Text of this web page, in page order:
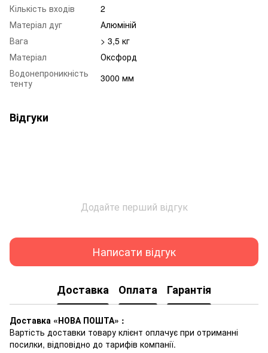
Кількість входів
2
Матеріал дуг
Алюміній
Вага
> 3,5 кг
Матеріал
Оксфорд
Водонепроникність
тенту
3000 мм
Відгуки
Додайте перший відгук
Написати відгук
Доставка Оплата Гарантія
Доставка «НОВА ПОШТА» :
Вартість доставки товару клієнт оплачує при отриманні
посилки, відповідно до тарифів компанії.